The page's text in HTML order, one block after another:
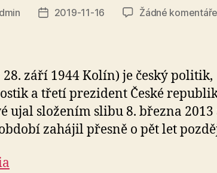
Datum
2019-11-16 Žádné komentáře
září 1944 Kolín) je český politik,
a třetí prezident České
ujal složením slibu 8. března 2013
zahájil přesně o pět let